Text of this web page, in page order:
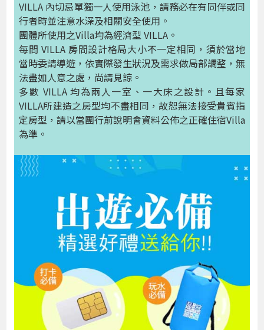
VILLA 內切忌單獨一人使用泳池，請務必在有同伴或同
行者時並注意水深及相關安全使用。
團體所使用之Villa均為經濟型 VILLA。
每間 VILLA 房間設計格局大小不一定相同，須於當地
當時委請導遊，依實際發生狀況及需求做局部調整，無
法盡如人意之處，尚請見諒。
多數 VILLA 均為兩人一室、一大床之設計。且每家
VILLA所建造之房型均不盡相同，故恕無法接受貴賓指
定房型，請以當團行前說明會資料公佈之正確住宿Villa
為準。